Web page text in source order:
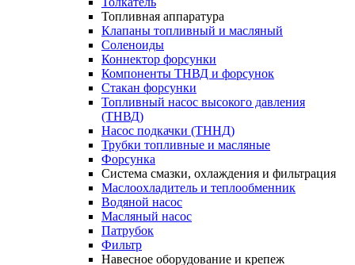
Топливная аппаратура
Клапаны топливный и масляный
Соленоиды
Коннектор форсунки
Компоненты ТНВД и форсунок
Стакан форсунки
Топливный насос высокого давления
(ТНВД)
Насос подкачки (ТННД)
Трубки топливные и масляные
Форсунка
Система смазки, охлаждения и фильтрация
Маслоохладитель и теплообменник
Водяной насос
Масляный насос
Патрубок
Фильтр
Навесное оборудование и крепеж